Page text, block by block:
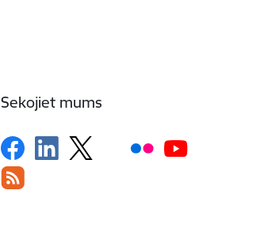
Sekojiet mums